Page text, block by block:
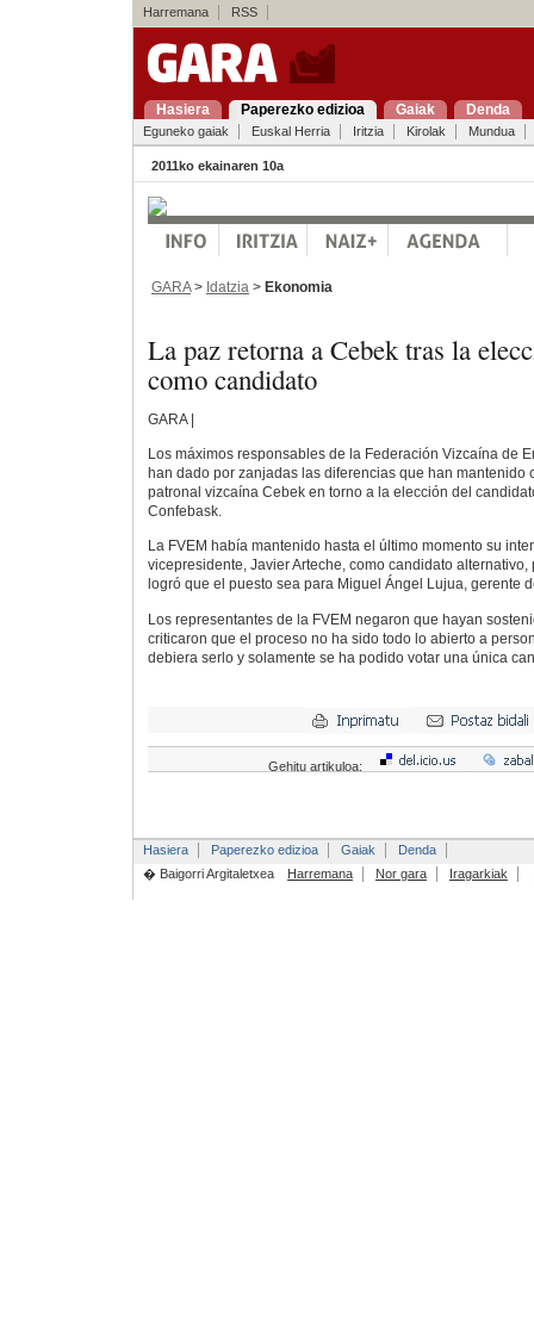
Harremana RSS
Hasiera Paperezko edizioa Gaiak Denda
Eguneko gaiak Euskal Herria Iritzia Kirolak Mundua
2011ko ekainaren 10a
GARA> Idatzia > Ekonomia
La paz retorna a Cebek tras la
como candidato
GARA |
Los máximos responsables de la Federación Vizcaína de
han dado por zanjadas las diferencias que han mantenido
patronal vizcaína Cebek en torno a la elección del
Confebask.
La FVEM había mantenido hasta el último momento su
vicepresidente, Javier Arteche, como candidato
logró que el puesto sea para Miguel Ángel Lujua, gerente
Los representantes de la FVEM negaron que hayan
criticaron que el proceso no ha sido todo lo abierto a
debiera serlo y solamente se ha podido votar una única
Gehitu artikuloa:
Hasiera Paperezko edizioa Gaiak
Denda
� Baigorri Argitaletxea
Harremana Nor gara Iragarkiak